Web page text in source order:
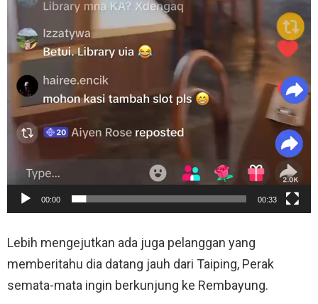
00:00 00:33
Lebih mengejutkan ada juga pelanggan yang
memberitahu dia datang jauh dari Taiping, Perak
semata-mata ingin berkunjung ke Rembayung.